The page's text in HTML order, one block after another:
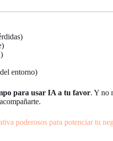
entorno)
para usar IA a tu favor. Y no
poderosos para potenciar tu